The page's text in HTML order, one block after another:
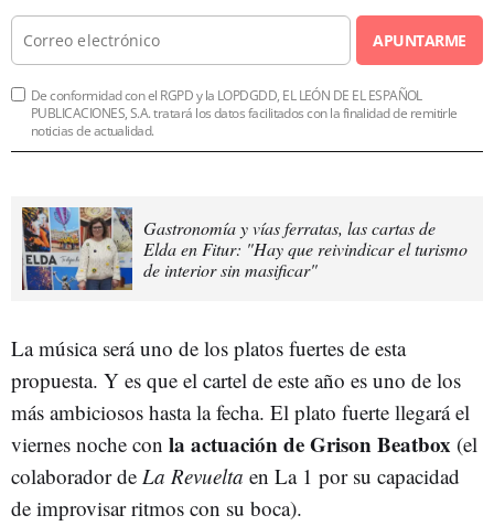
APUNTARME
De conformidad con el RGPD y la LOPDGDD, EL LEÓN DE EL ESPAÑOL
PUBLICACIONES, S.A. tratará los datos facilitados con la finalidad de remitirle
noticias de actualidad.
Gastronomía y vías ferratas, las cartas de
Elda en Fitur: "Hay que reivindicar el turismo
de interior sin masificar"
La música será uno de los platos fuertes de esta
propuesta. Y es que el cartel de este año es uno de los
más ambiciosos hasta la fecha. El plato fuerte llegará el
viernes noche con la actuación de Grison Beatbox (el
colaborador de La Revuelta en La 1 por su capacidad
de improvisar ritmos con su boca).